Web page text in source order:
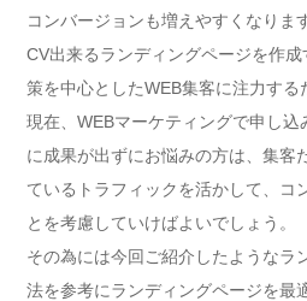
コンバージョンも増えやすくなりま
CV出来るランディングページを作
策を中心としたWEB集客に注力する
現在、WEBマーケティングで申し
に成果が出ずにお悩みの方は、集客
ているトラフィックを活かして、コ
とを考慮していけばよいでしょう。
その為には今回ご紹介したようなラ
法を参考にランディングページを最